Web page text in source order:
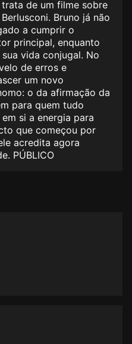
de um filme sobre
Bruno já não
a cumprir o
principal, enquanto
vida conjugal. No
de erros e
um novo
o da afirmação da
para quem tudo
si a energia para
que começou por
acredita agora
PÚBLICO